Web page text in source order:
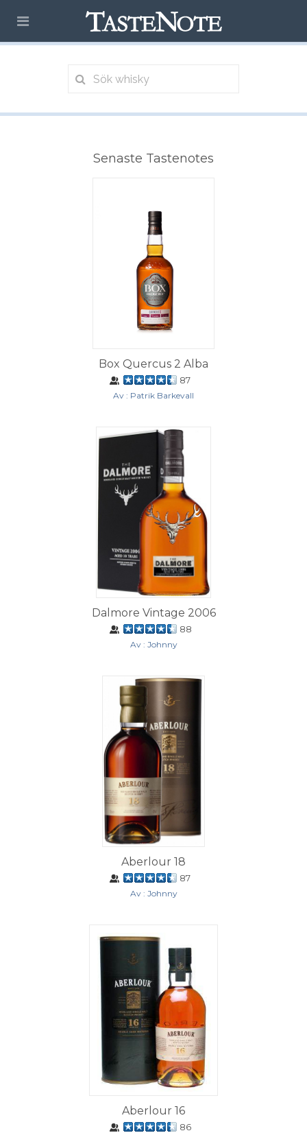
Senaste Tastenotes
Box Quercus 2 Alba
87
Av : Patrik Barkevall
Dalmore Vintage 2006
88
Av : Johnny
Aberlour 18
87
Av : Johnny
Aberlour 16
86